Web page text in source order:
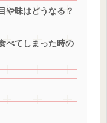
や味はどうなる？
べてしまった時の